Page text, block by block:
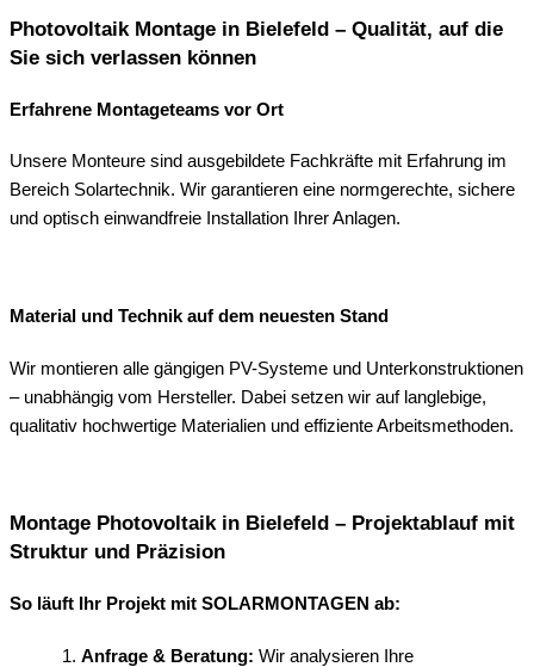
Photovoltaik Montage in Bielefeld – Qualität, auf die
Sie sich verlassen können
Erfahrene Montageteams vor Ort
Unsere Monteure sind ausgebildete Fachkräfte mit Erfahrung im
Bereich Solartechnik. Wir garantieren eine normgerechte, sichere
und optisch einwandfreie Installation Ihrer Anlagen.
Material und Technik auf dem neuesten Stand
Wir montieren alle gängigen PV-Systeme und Unterkonstruktionen
– unabhängig vom Hersteller. Dabei setzen wir auf langlebige,
qualitativ hochwertige Materialien und effiziente Arbeitsmethoden.
Montage Photovoltaik in Bielefeld – Projektablauf mit
Struktur und Präzision
So läuft Ihr Projekt mit SOLARMONTAGEN ab:
Anfrage & Beratung: Wir analysieren Ihre